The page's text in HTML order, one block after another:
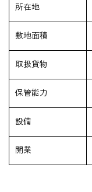
所在地
敷地面積
取扱貨物
保管能力
設備
開業